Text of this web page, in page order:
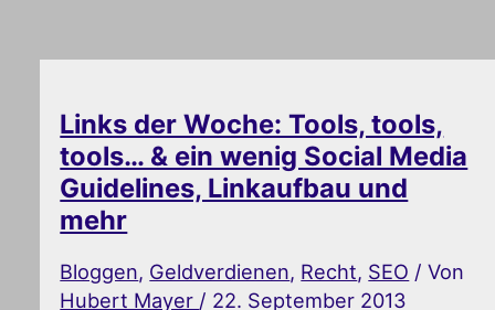
Links der Woche: Tools, tools,
tools… & ein wenig Social Media
Guidelines, Linkaufbau und
mehr
Bloggen, Geldverdienen, Recht, SEO / Von
Hubert Mayer / 22. September 2013